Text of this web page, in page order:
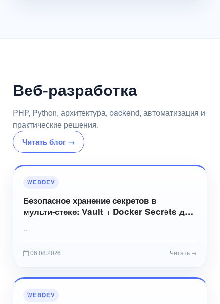
Веб-разработка
PHP, Python, архитектура, backend, автоматизация и
практические решения.
Читать блог →
WEBDEV
Безопасное хранение секретов в
мульти‑стеке: Vault + Docker Secrets для
...
06.08.2026 Читать →
WEBDEV